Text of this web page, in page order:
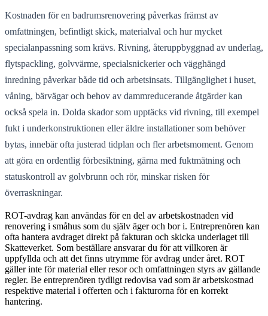
Kostnaden för en badrumsrenovering påverkas främst av
omfattningen, befintligt skick, materialval och hur mycket
specialanpassning som krävs. Rivning, återuppbyggnad av underlag,
flytspackling, golvvärme, specialsnickerier och vägghängd
inredning påverkar både tid och arbetsinsats. Tillgänglighet i huset,
våning, bärvägar och behov av dammreducerande åtgärder kan
också spela in. Dolda skador som upptäcks vid rivning, till exempel
fukt i underkonstruktionen eller äldre installationer som behöver
bytas, innebär ofta justerad tidplan och fler arbetsmoment. Genom
att göra en ordentlig förbesiktning, gärna med fuktmätning och
statuskontroll av golvbrunn och rör, minskar risken för
överraskningar.
ROT-avdrag kan användas för en del av arbetskostnaden vid
renovering i småhus som du själv äger och bor i. Entreprenören kan
ofta hantera avdraget direkt på fakturan och skicka underlaget till
Skatteverket. Som beställare ansvarar du för att villkoren är
uppfyllda och att det finns utrymme för avdrag under året. ROT
gäller inte för material eller resor och omfattningen styrs av gällande
regler. Be entreprenören tydligt redovisa vad som är arbetskostnad
respektive material i offerten och i fakturorna för en korrekt
hantering.